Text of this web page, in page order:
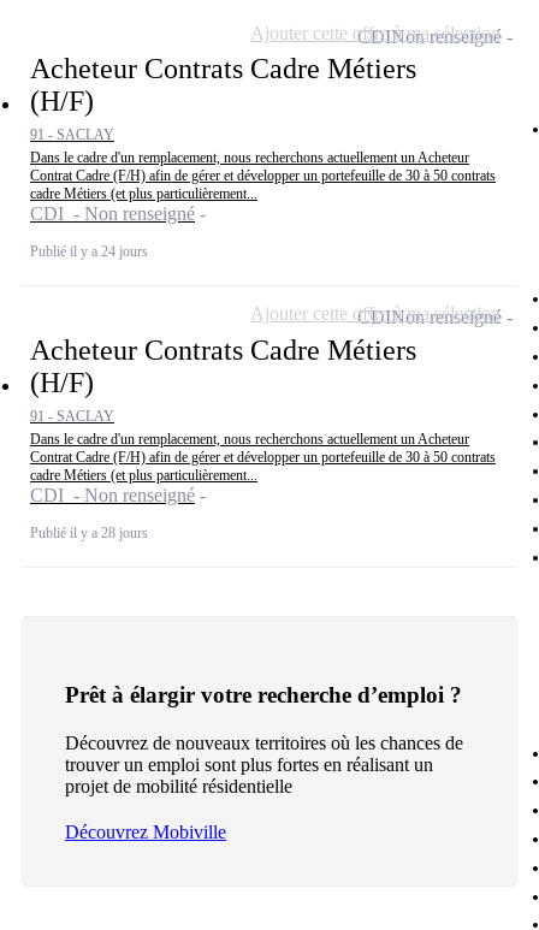
Acheteur Contrats Cadre Métiers
(H/F)
91 - SACLAY
Dans le cadre d'un remplacement, nous recherchons actuellement un Acheteur
Contrat Cadre (F/H) afin de gérer et développer un portefeuille de 30 à 50 contrats
cadre Métiers (et plus particulièrement...
CDI - Non renseigné
Publié il y a 24 jours
CDINon renseigné
Ajouter cette offre à ma sélection
Acheteur Contrats Cadre Métiers
(H/F)
91 - SACLAY
Dans le cadre d'un remplacement, nous recherchons actuellement un Acheteur
Contrat Cadre (F/H) afin de gérer et développer un portefeuille de 30 à 50 contrats
cadre Métiers (et plus particulièrement...
CDI - Non renseigné
Publié il y a 28 jours
CDINon renseigné
Ajouter cette offre à ma sélection
Prêt à élargir votre recherche d’emploi ?
Découvrez de nouveaux territoires où les chances de
trouver un emploi sont plus fortes en réalisant un
projet de mobilité résidentielle
Découvrez Mobiville